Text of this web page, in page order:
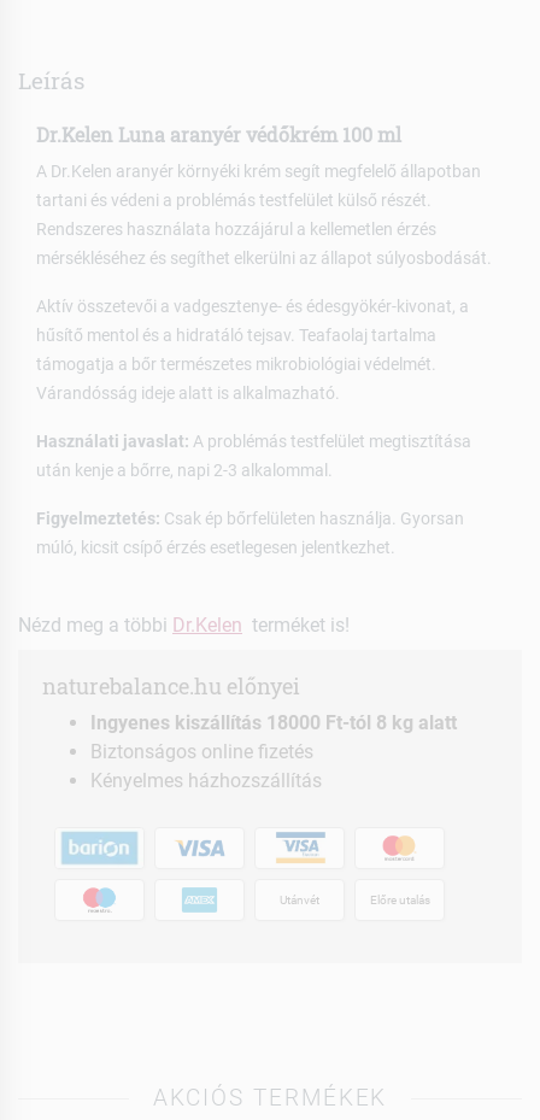
Leírás
Dr.Kelen Luna aranyér védőkrém 100 ml
A Dr.Kelen aranyér környéki krém segít megfelelő állapotban
tartani és védeni a problémás testfelület külső részét.
Rendszeres használata hozzájárul a kellemetlen érzés
mérsékléséhez és segíthet elkerülni az állapot súlyosbodását.
Aktív összetevői a vadgesztenye- és édesgyökér-kivonat, a
hűsítő mentol és a hidratáló tejsav. Teafaolaj tartalma
támogatja a bőr természetes mikrobiológiai védelmét.
Várandósság ideje alatt is alkalmazható.
Használati javaslat: A problémás testfelület megtisztítása
után kenje a bőrre, napi 2-3 alkalommal.
Figyelmeztetés: Csak ép bőrfelületen használja. Gyorsan
múló, kicsit csípő érzés esetlegesen jelentkezhet.
Nézd meg a többi Dr.Kelen terméket is!
naturebalance.hu előnyei
Ingyenes kiszállítás 18000 Ft-tól 8 kg alatt
Biztonságos online fizetés
Kényelmes házhozszállítás
Utánvét Előre utalás
AKCIÓS TERMÉKEK